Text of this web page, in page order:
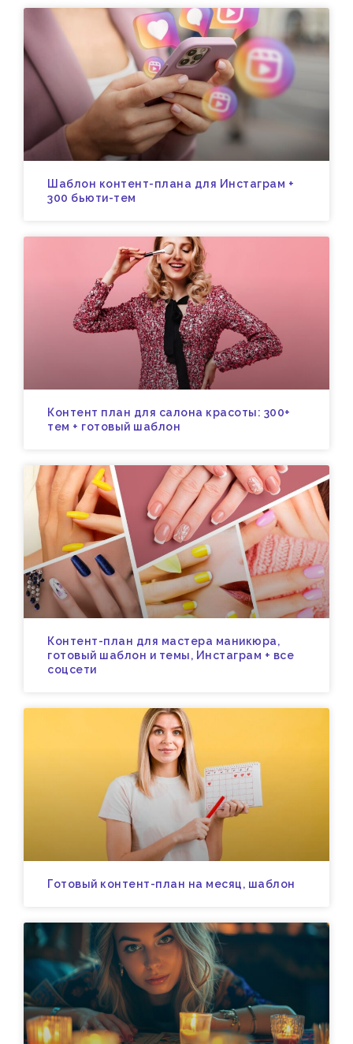
Шаблон контент-плана для Инстаграм +
300 бьюти-тем
Контент план для салона красоты: 300+
тем + готовый шаблон
Контент-план для мастера маникюра,
готовый шаблон и темы, Инстаграм + все
соцсети
Готовый контент-план на месяц, шаблон